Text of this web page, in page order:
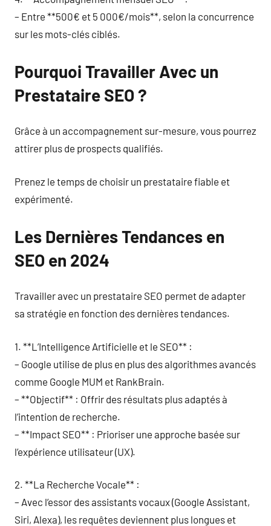
– Entre **500€ et 5 000€/mois**, selon la concurrence
sur les mots-clés ciblés.
Pourquoi Travailler Avec un
Prestataire SEO ?
Grâce à un accompagnement sur-mesure, vous pourrez
attirer plus de prospects qualifiés.
Prenez le temps de choisir un prestataire fiable et
expérimenté.
Les Dernières Tendances en
SEO en 2024
Travailler avec un prestataire SEO permet de adapter
sa stratégie en fonction des dernières tendances.
1. **L’Intelligence Artificielle et le SEO** :
– Google utilise de plus en plus des algorithmes avancés
comme Google MUM et RankBrain.
– **Objectif** : Offrir des résultats plus adaptés à
l’intention de recherche.
– **Impact SEO** : Prioriser une approche basée sur
l’expérience utilisateur (UX).
2. **La Recherche Vocale** :
– Avec l’essor des assistants vocaux (Google Assistant,
Siri, Alexa), les requêtes deviennent plus longues et